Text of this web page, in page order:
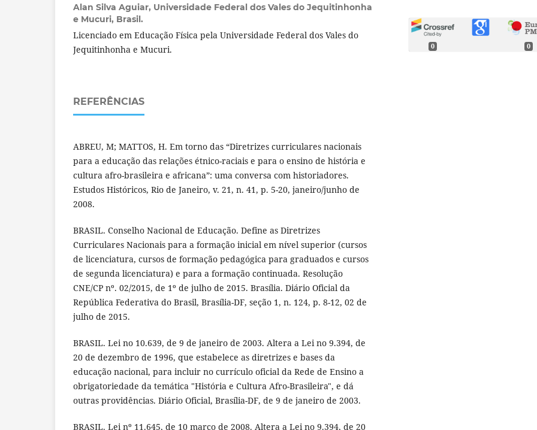
Alan Silva Aguiar, Universidade Federal dos Vales do Jequitinhonha
e Mucuri, Brasil.
Licenciado em Educação Física pela Universidade Federal dos Vales do
Jequitinhonha e Mucuri.
REFERÊNCIAS
ABREU, M; MATTOS, H. Em torno das “Diretrizes curriculares nacionais
para a educação das relações étnico-raciais e para o ensino de história e
cultura afro-brasileira e africana”: uma conversa com historiadores.
Estudos Históricos, Rio de Janeiro, v. 21, n. 41, p. 5-20, janeiro/junho de
2008.
BRASIL. Conselho Nacional de Educação. Define as Diretrizes
Curriculares Nacionais para a formação inicial em nível superior (cursos
de licenciatura, cursos de formação pedagógica para graduados e cursos
de segunda licenciatura) e para a formação continuada. Resolução
CNE/CP nº. 02/2015, de 1º de julho de 2015. Brasília. Diário Oficial da
República Federativa do Brasil, Brasília-DF, seção 1, n. 124, p. 8-12, 02 de
julho de 2015.
BRASIL. Lei no 10.639, de 9 de janeiro de 2003. Altera a Lei no 9.394, de
20 de dezembro de 1996, que estabelece as diretrizes e bases da
educação nacional, para incluir no currículo oficial da Rede de Ensino a
obrigatoriedade da temática "História e Cultura Afro-Brasileira", e dá
outras providências. Diário Oficial, Brasília-DF, de 9 de janeiro de 2003.
BRASIL. Lei nº 11.645, de 10 março de 2008. Altera a Lei no 9.394, de 20
0 0